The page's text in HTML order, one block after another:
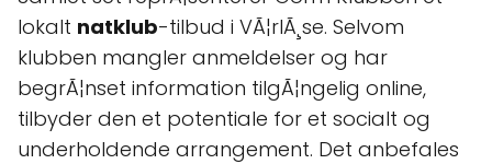
lokalt natklub-tilbud i VÃ¦rlÃ¸se. Selvom
klubben mangler anmeldelser og har
begrÃ¦nset information tilgÃ¦ngelig online,
tilbyder den et potentiale for et socialt og
underholdende arrangement. Det anbefales